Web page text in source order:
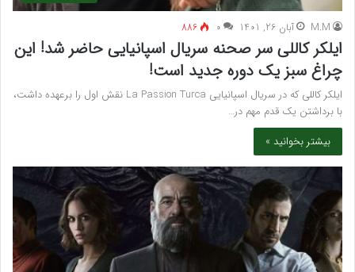
M.M آبان 26, 1401 ۰ 886
ایلکر کاللی سر صحنه سریال اسپانیایی حاضر شد! این
چراغ سبز یک دوره جدید است!
ایلکر کاللی که در سریال اسپانیایی La Passion Turca نقش اول را برعهده داشت،
با برداشتن یک قدم مهم در…
بیشتر بخوانید »